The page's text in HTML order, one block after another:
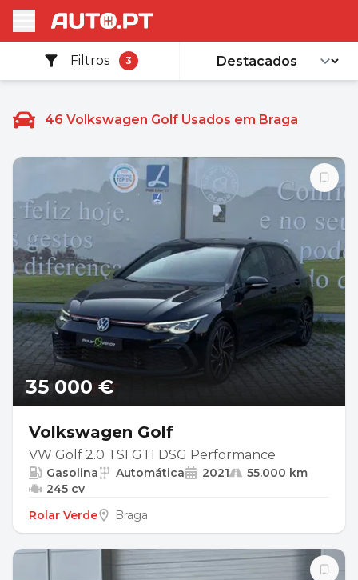
Filtros 3
46 Volkswagen Golf Usados em Braga
35 000 €
Volkswagen Golf
VW Golf 2.0 TSI GTI DSG Performance
Gasolina Automática 2021
55.000 km
245 cv
Rolar Verde
Braga